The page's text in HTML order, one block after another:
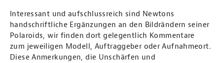
Interessant und aufschlussreich sind Newtons
handschriftliche Ergänzungen an den Bildrändern seiner
Polaroids, wir finden dort gelegentlich Kommentare
zum jeweiligen Modell, Auftraggeber oder Aufnahmeort.
Diese Anmerkungen, die Unschärfen und